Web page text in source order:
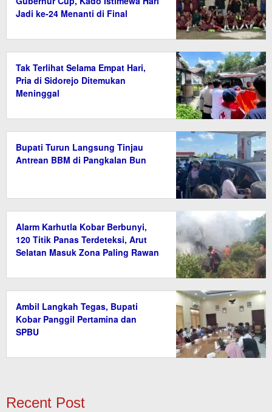
Jadi ke-24 Menanti di Final
Tak Terlihat Selama Empat Hari,
Pria di Sidorejo Ditemukan
Meninggal
Bupati Turun Langsung Tinjau
Antrean BBM di Pangkalan Bun
Alarm Karhutla Kobar Berbunyi,
120 Titik Panas Terdeteksi, Arut
Selatan Masuk Zona Paling Rawan
Ambil Langkah Tegas, Bupati
Kobar Panggil Pertamina dan
SPBU
Recent Post